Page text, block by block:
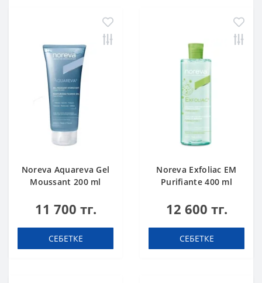
Noreva Aquareva Gel
Moussant 200 ml
11 700 тг.
СЕБЕТКЕ
Noreva Exfoliac EM
Purifiante 400 ml
12 600 тг.
СЕБЕТКЕ